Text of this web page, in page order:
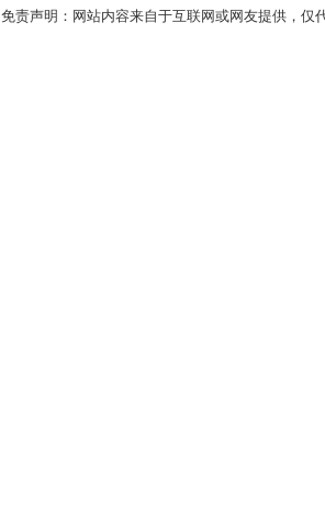
免责声明：网站内容来自于互联网或网友提供，